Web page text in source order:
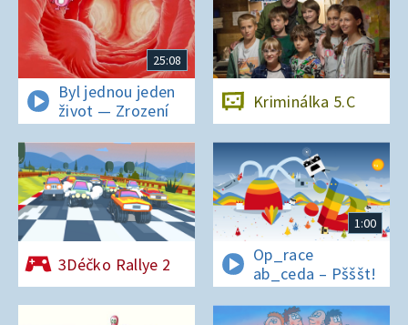
25:08
Byl jednou jeden
život — Zrození
Kriminálka 5.C
3Déčko Rallye 2
1:00
Op_race
ab_ceda – Pšššt!